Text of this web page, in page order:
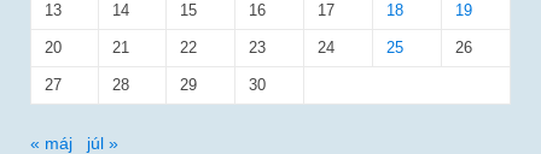
13 14 15 16 17 18 19
20 21 22 23 24 25 26
27 28 29 30
« máj júl »